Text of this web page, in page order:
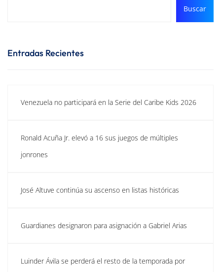
Buscar
Entradas Recientes
Venezuela no participará en la Serie del Caribe Kids 2026
Ronald Acuña Jr. elevó a 16 sus juegos de múltiples
jonrones
José Altuve continúa su ascenso en listas históricas
Guardianes designaron para asignación a Gabriel Arias
Luinder Ávila se perderá el resto de la temporada por